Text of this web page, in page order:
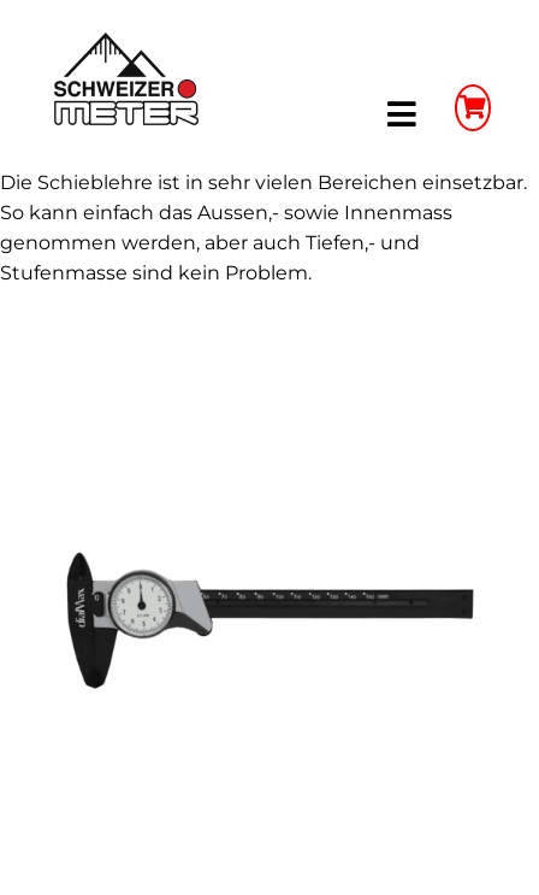
content
Toggle
Shop
LongLife Meterstäbe
Kontakt
Die Schieblehre ist in sehr vielen Bereichen einsetzbar.
So kann einfach das Aussen,- sowie Innenmass
genommen werden, aber auch Tiefen,- und
Stufenmasse sind kein Problem.
DialMax Uhr-Messschieber